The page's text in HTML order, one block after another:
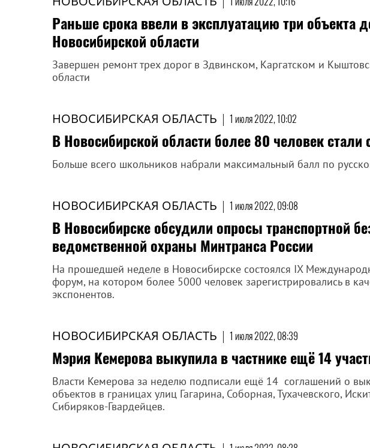
Раньше срока ввели в эксплуатацию три объекта
Новосибирской области
Завершен ремонт трех дорог в Здвинском, Каргатском и
области
НОВОСИБИРСКАЯ ОБЛАСТЬ | 1 июля 2022, 10:02
В Новосибирской области более 80 человек
Больше всего школьников набрали максимальный балл по
НОВОСИБИРСКАЯ ОБЛАСТЬ | 1 июля 2022, 09:08
В Новосибирске обсудили опросы транспортной
ведомственной охраны Минтранса России
На прошедшей неделе в Новосибирске состоялся IX
форум, на котором более 5000 человек зарегистрировались в
экспонентов.
НОВОСИБИРСКАЯ ОБЛАСТЬ | 1 июля 2022, 08:39
Мэрия Кемерова выкупила в частнике ещё 14
Власти Кемерова за неделю подписали ещё 14 соглашений о
объектов в границах улиц Гагарина, Соборная, Тухачевского,
Сибиряков-Гвардейцев.